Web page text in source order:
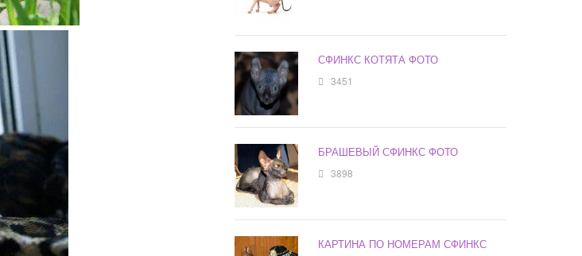
СФИНКС КОТЯТА ФОТО
3451
БРАШЕВЫЙ СФИНКС ФОТО
3898
КАРТИНА ПО НОМЕРАМ СФИНКС